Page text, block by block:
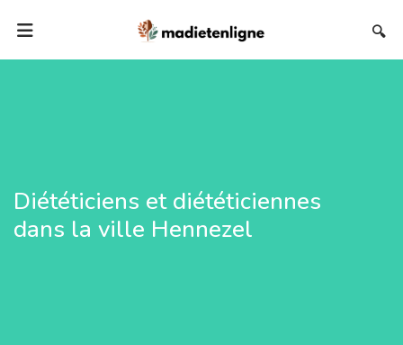
🔍
Diététiciens et diététiciennes
dans la ville Hennezel